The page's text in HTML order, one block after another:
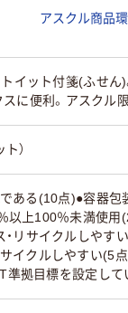
強粘着
スタ
アスクル商品
イット付箋(ふせん)
に便利。アスクル
）
ある(10点)●容器包
以上100％未満使用
・リサイクルしやす
イクルしやすい(5
準拠目標を設定して